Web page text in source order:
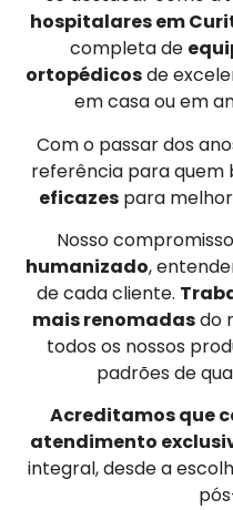
hospitalares em
completa de
ortopédicosde
em casa ou em
Com o passar dos
referência para quem
eficazespara
Nosso
humanizado,
de cada cliente.
mais renomadasdo
todos os nossos
padrões de
Acreditamos que
atendimento
integral, desde a